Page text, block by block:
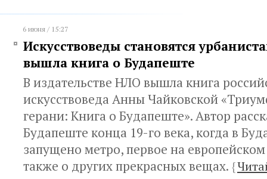
6 июня / 15:27
Искусствоведы становятся
вышла книга о Будапеште
В издательстве НЛО вышла книга
искусствоведа Анны Чайковской
герани: Книга о Будапеште». Автор
Будапеште конца 19-го века, когда в
запущено метро, первое на
также о других прекрасных вещах. {